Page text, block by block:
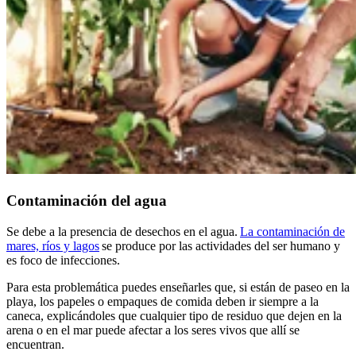
Contaminación del agua
Se debe a la presencia de desechos en el agua. La contaminación de
mares, ríos y lagosse produce por las actividades del ser humano y
es foco de infecciones.
Para esta problemática puedes enseñarles que, si están de paseo en la
playa, los papeles o empaques de comida deben ir siempre a la
caneca, explicándoles que cualquier tipo de residuo que dejen en la
arena o en el mar puede afectar a los seres vivos que allí se
encuentran.